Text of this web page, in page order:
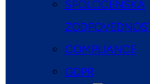
SPOLOČENSKÁ
COMPLIANCE
GDPR